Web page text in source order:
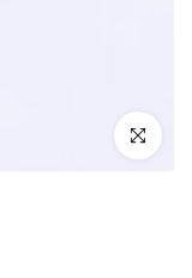
Haz clic